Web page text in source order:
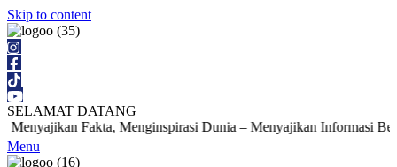
Skip to content
SELAMAT DATANG
Fakta, Menginspirasi Dunia – Menyajikan Informasi
Menu